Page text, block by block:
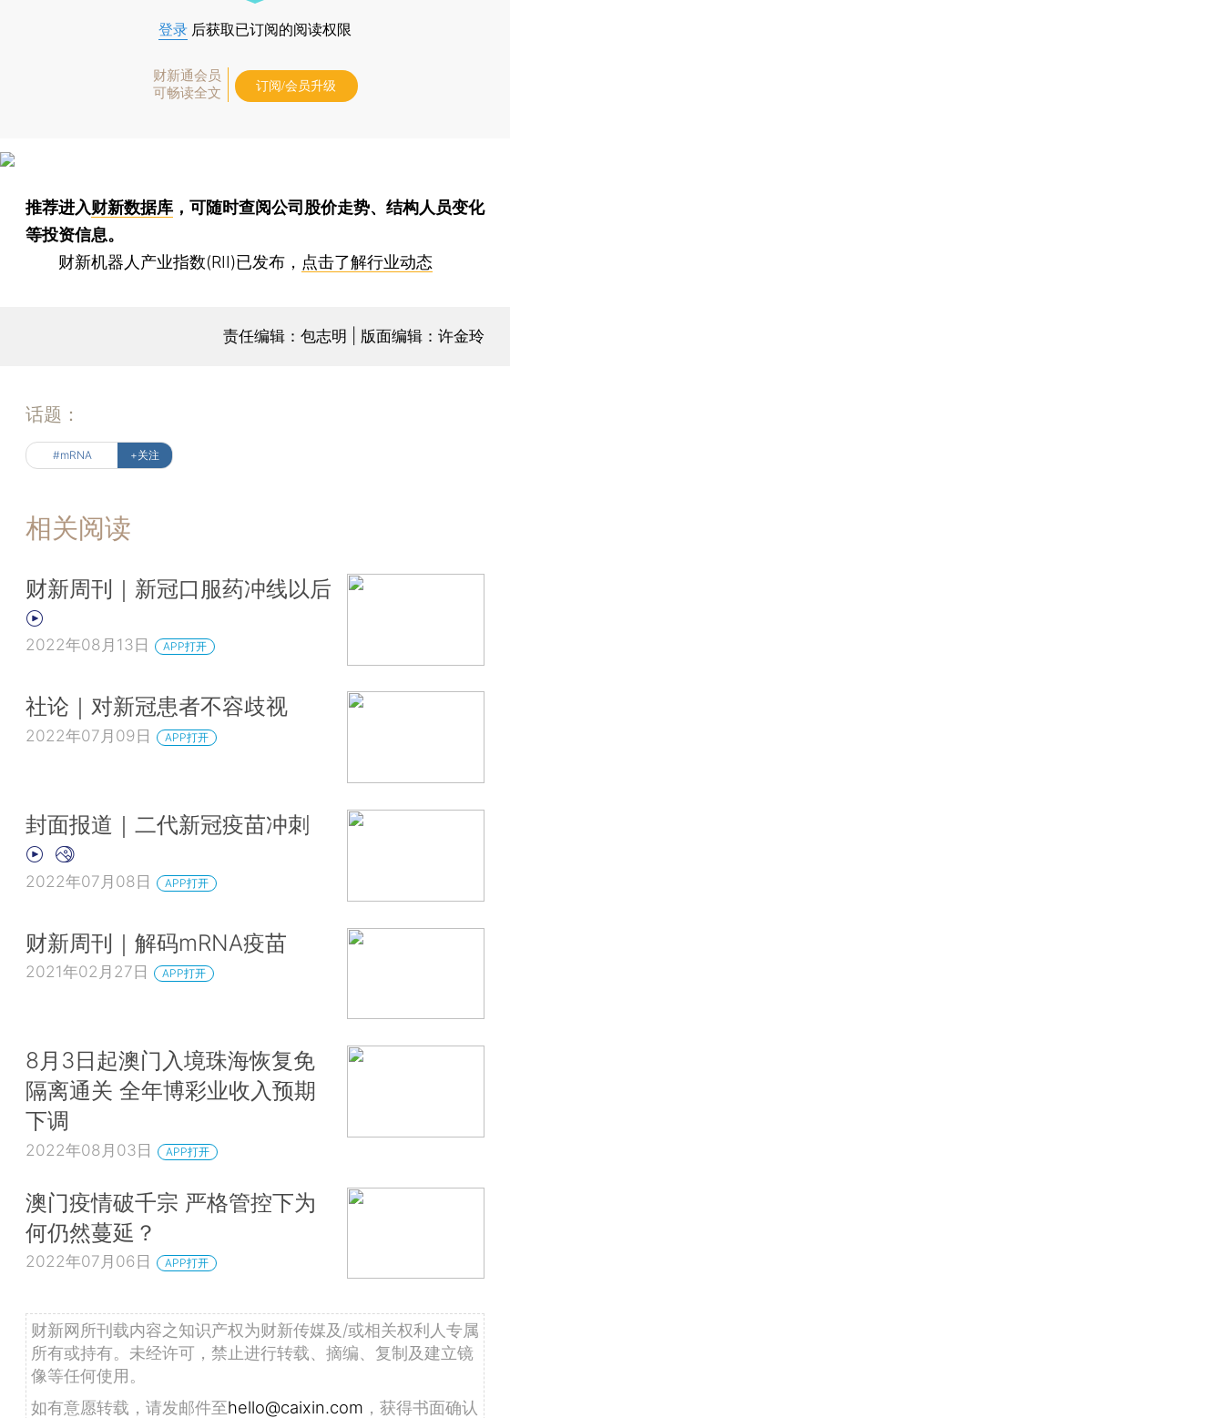
登录 后获取已订阅的阅读权限
财新通会员
可畅读全文
订阅/会员升级
推荐进入财新数据库 ，可随时查阅公司股价走势、结构人员变化
等投资信息。
财新机器人产业指数(RII)已发布， 点击了解行业动态
责任编辑：包志明 | 版面编辑：许金玲
话题：
#mRNA +关注
相关阅读
财新周刊｜新冠口服药冲线以后
2022年08月13日 APP打开
社论｜对新冠患者不容歧视
2022年07月09日 APP打开
封面报道｜二代新冠疫苗冲刺
2022年07月08日 APP打开
财新周刊｜解码mRNA疫苗
2021年02月27日 APP打开
8月3日起澳门入境珠海恢复免
隔离通关 全年博彩业收入预期
下调
2022年08月03日 APP打开
澳门疫情破千宗 严格管控下为
何仍然蔓延？
2022年07月06日 APP打开
财新网所刊载内容之知识产权为财新传媒及/或相关权利人专属
所有或持有。未经许可，禁止进行转载、摘编、复制及建立镜
像等任何使用。
如有意愿转载，请发邮件至hello@caixin.com ，获得书面确认